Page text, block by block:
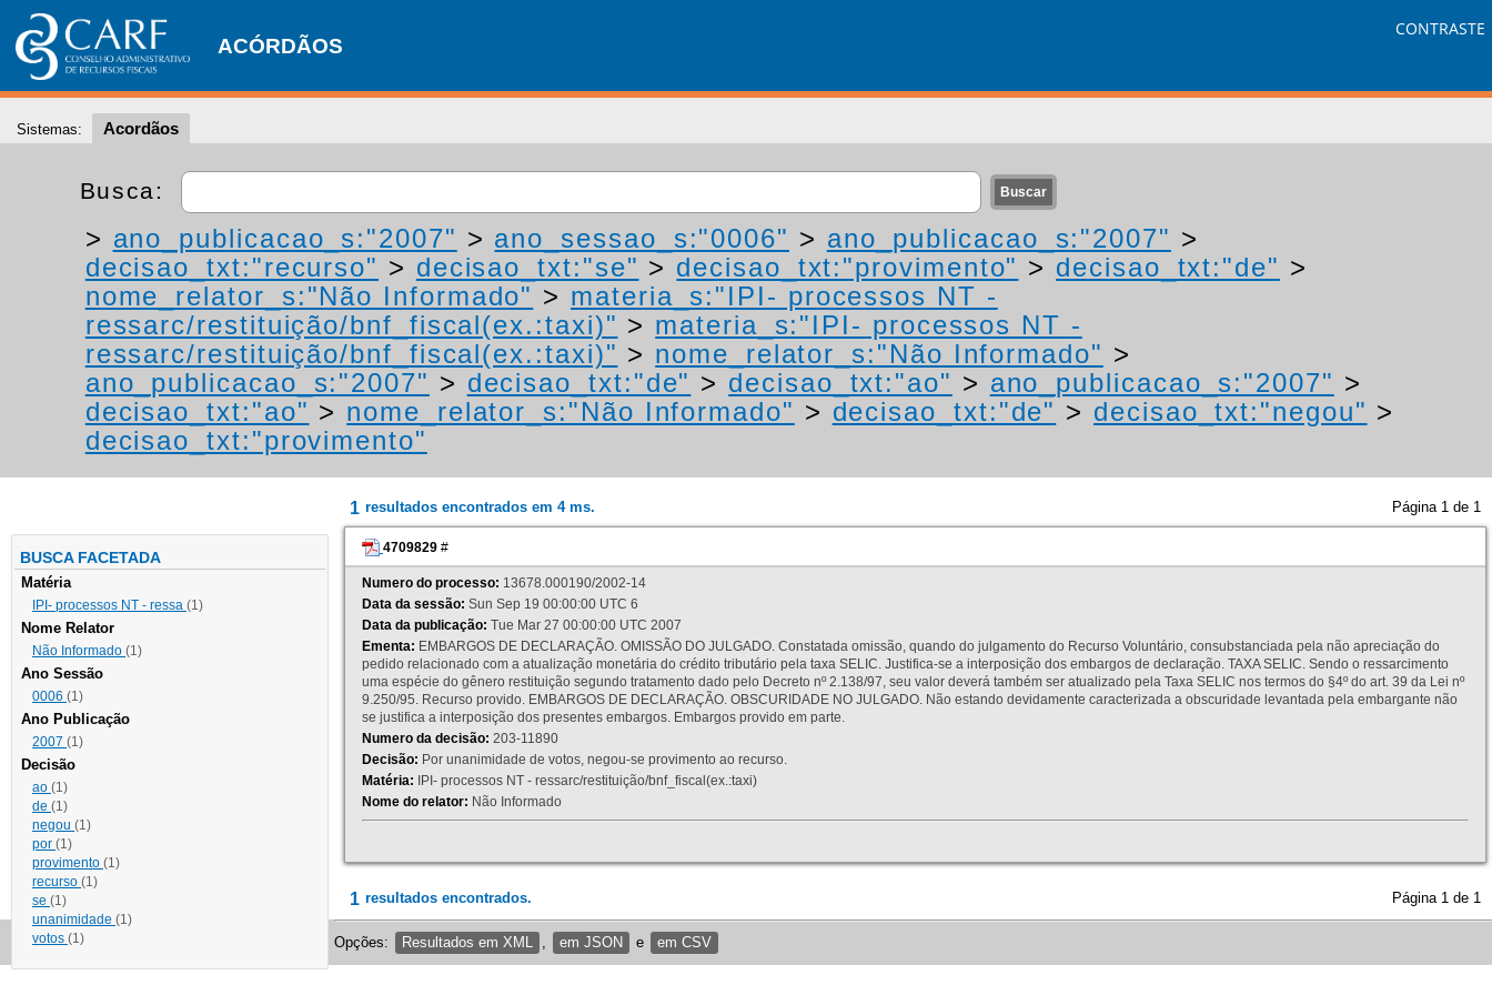
ACÓRDÃOS
CONTRASTE
Sistemas: Acordãos
Busca:
> ano_publicacao_s:"2007" > ano_sessao_s:"0006" > ano_publicacao_s:"2007" >
decisao_txt:"recurso" > decisao_txt:"se" > decisao_txt:"provimento" > decisao_txt:"de" >
nome_relator_s:"Não Informado" > materia_s:"IPI- processos NT -
ressarc/restituição/bnf_fiscal(ex.:taxi)" > materia_s:"IPI- processos NT -
ressarc/restituição/bnf_fiscal(ex.:taxi)" > nome_relator_s:"Não Informado" >
ano_publicacao_s:"2007" > decisao_txt:"de" > decisao_txt:"ao" > ano_publicacao_s:"2007" >
decisao_txt:"ao" > nome_relator_s:"Não Informado" > decisao_txt:"de" > decisao_txt:"negou" >
decisao_txt:"provimento"
BUSCA FACETADA
Matéria
IPI- processos NT - ressa (1)
Nome Relator
Não Informado (1)
Ano Sessão
0006 (1)
Ano Publicação
2007 (1)
Decisão
ao (1)
de (1)
negou (1)
por (1)
provimento (1)
recurso (1)
se (1)
unanimidade (1)
votos (1)
1 resultados encontrados em 4 ms. Página 1 de 1
4709829 #
Numero do processo: 13678.000190/2002-14
Data da sessão: Sun Sep 19 00:00:00 UTC 6
Data da publicação: Tue Mar 27 00:00:00 UTC 2007
Ementa: EMBARGOS DE DECLARAÇÃO. OMISSÃO DO JULGADO. Constatada omissão, quando do julgamento do Recurso Voluntário, consubstanciada pela não apreciação do
pedido relacionado com a atualização monetária do crédito tributário pela taxa SELIC. Justifica-se a interposição dos embargos de declaração. TAXA SELIC. Sendo o ressarcimento
uma espécie do gênero restituição segundo tratamento dado pelo Decreto nº 2.138/97, seu valor deverá também ser atualizado pela Taxa SELIC nos termos do §4º do art. 39 da Lei nº
9.250/95. Recurso provido. EMBARGOS DE DECLARAÇÃO. OBSCURIDADE NO JULGADO. Não estando devidamente caracterizada a obscuridade levantada pela embargante não
se justifica a interposição dos presentes embargos. Embargos provido em parte.
Numero da decisão: 203-11890
Decisão: Por unanimidade de votos, negou-se provimento ao recurso.
Matéria: IPI- processos NT - ressarc/restituição/bnf_fiscal(ex.:taxi)
Nome do relator: Não Informado
1 resultados encontrados. Página 1 de 1
Opções: Resultados em XML em JSON e em CSV